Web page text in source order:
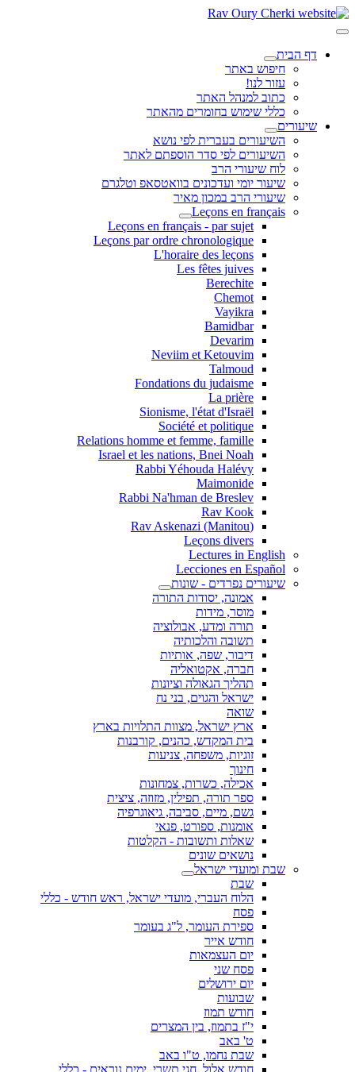
דף הבית
חיפוש באתר
עזור לנו!
כתוב למנהל האתר
כללי שימוש בחומרים מהאתר
שיעורים
השיעורים בעברית לפי נושא
השיעורים לפי סדר הוספתם לאתר
לוח שיעורי הרב
שיעור יומי ועדכונים בוואטסאפ וטלגרם
שיעורי הרב במכון מאיר
Leçons en français
Leçons en français - par sujet
Leçons par ordre chronologique
L'horaire des leçons
Les fêtes juives
Berechite
Chemot
Vayikra
Bamidbar
Devarim
Neviim et Ketouvim
Talmoud
Fondations du judaisme
La prière
Sionisme, l'état d'Israël
Société et politique
Relations homme et femme, famille
Israel et les nations, Bnei Noah
Rabbi Yéhouda Halévy
Maimonide
Rabbi Na'hman de Breslev
Rav Kook
(Rav Askenazi (Manitou
Leçons divers
Lectures in English
Lecciones en Español
שיעורים נפרדים - שונות
אמונה, יסודות התורה
מוסר, מידות
תורה ומדע, אבולוציה
תשובה והלכותיה
דיבור, שפה, אותיות
חברה, אקטואליה
תהליך הגאולה וציונות
ישראל והגוים, בני נח
שואה
ארץ ישראל, מצוות התלויות בארץ
בית המקדש, כהנים, קורבנות
זוגיות, משפחה, צניעות
חינוך
אכילה, כשרות, צמחונות
ספר תורה, תפילין, מזוזה, ציצית
גשם, מיים, סביבה, גיאוגרפיה
אומנות, ספורט, פנאי
שאלות ותשובות - הקלטות
נושאים שונים
שבת ומועדי ישראל
שבת
הלוח העברי, מועדי ישראל, ראש חודש - כללי
פסח
ספירת העומר, ל"ג בעומר
חודש אייר
יום העצמאות
פסח שני
יום ירושלים
שבועות
חודש תמוז
י"ז בתמוז, בין המצרים
ט' באב
שבת נחמו, ט"ו באב
חודש אלול, חגי תשרי, ימים נוראים - כללי